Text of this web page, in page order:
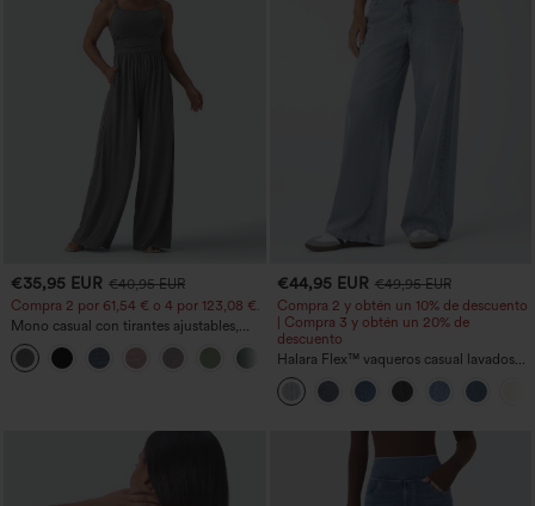
€35,95 EUR €40,95 EUR
Compra 2 por 61,54 € o 4 por 123,08 €.
Mono casual con tirantes ajustables,
fruncidos, pierna ancha, tejido jaspeado
y bolsillos - Easy Peezy
+10
€44,95 EUR €49,95 EUR
Compra 2 y obtén un 10% de descuento
| Compra 3 y obtén un 20% de
descuento
Halara Flex™ vaqueros casual lavados
asimétricos de tiro bajo con bolsillos
con cremallera, corte baggy y pierna
ancha